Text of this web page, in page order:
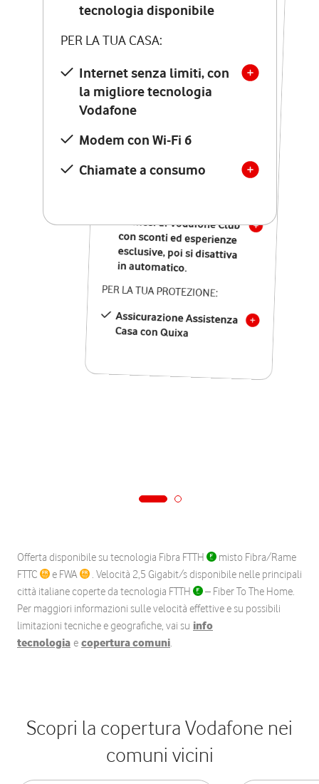
tecnologia disponibile
PER LA TUA CASA:
Internet senza limiti, con
la migliore tecnologia
Vodafone
Modem con Wi-Fi 6
Chiamate a consumo
tecnologia disponibile
PER LA TUA CASA:
Internet senza limiti, con
la migliore tecnologia
Vodafone
Modem Seven con Wi-Fi 7
Chiamate illimitate verso
numeri fissi e mobili
nazionali
12 mesi di Vodafone Club
con sconti ed esperienze
esclusive, poi si disattiva
in automatico.
PER LA TUA PROTEZIONE:
Assicurazione Assistenza
Casa con Quixa
Offerta disponibile su tecnologia Fibra FTTH
misto Fibra/Rame
FTTC
e FWA
. Velocità 2,5 Gigabit/s disponibile nelle principali
città italiane coperte da tecnologia FTTH
– Fiber To The Home.
Per maggiori informazioni sulle velocità effettive e su possibili
limitazioni tecniche e geografiche, vai su info
tecnologia e copertura comuni.
Scopri la copertura Vodafone nei
comuni vicini